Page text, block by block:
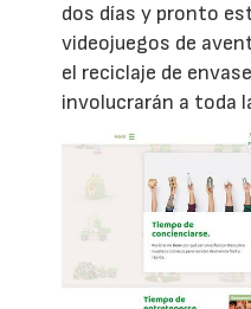
dos días y pronto
videojuegos de
el reciclaje de
involucrarán a toda